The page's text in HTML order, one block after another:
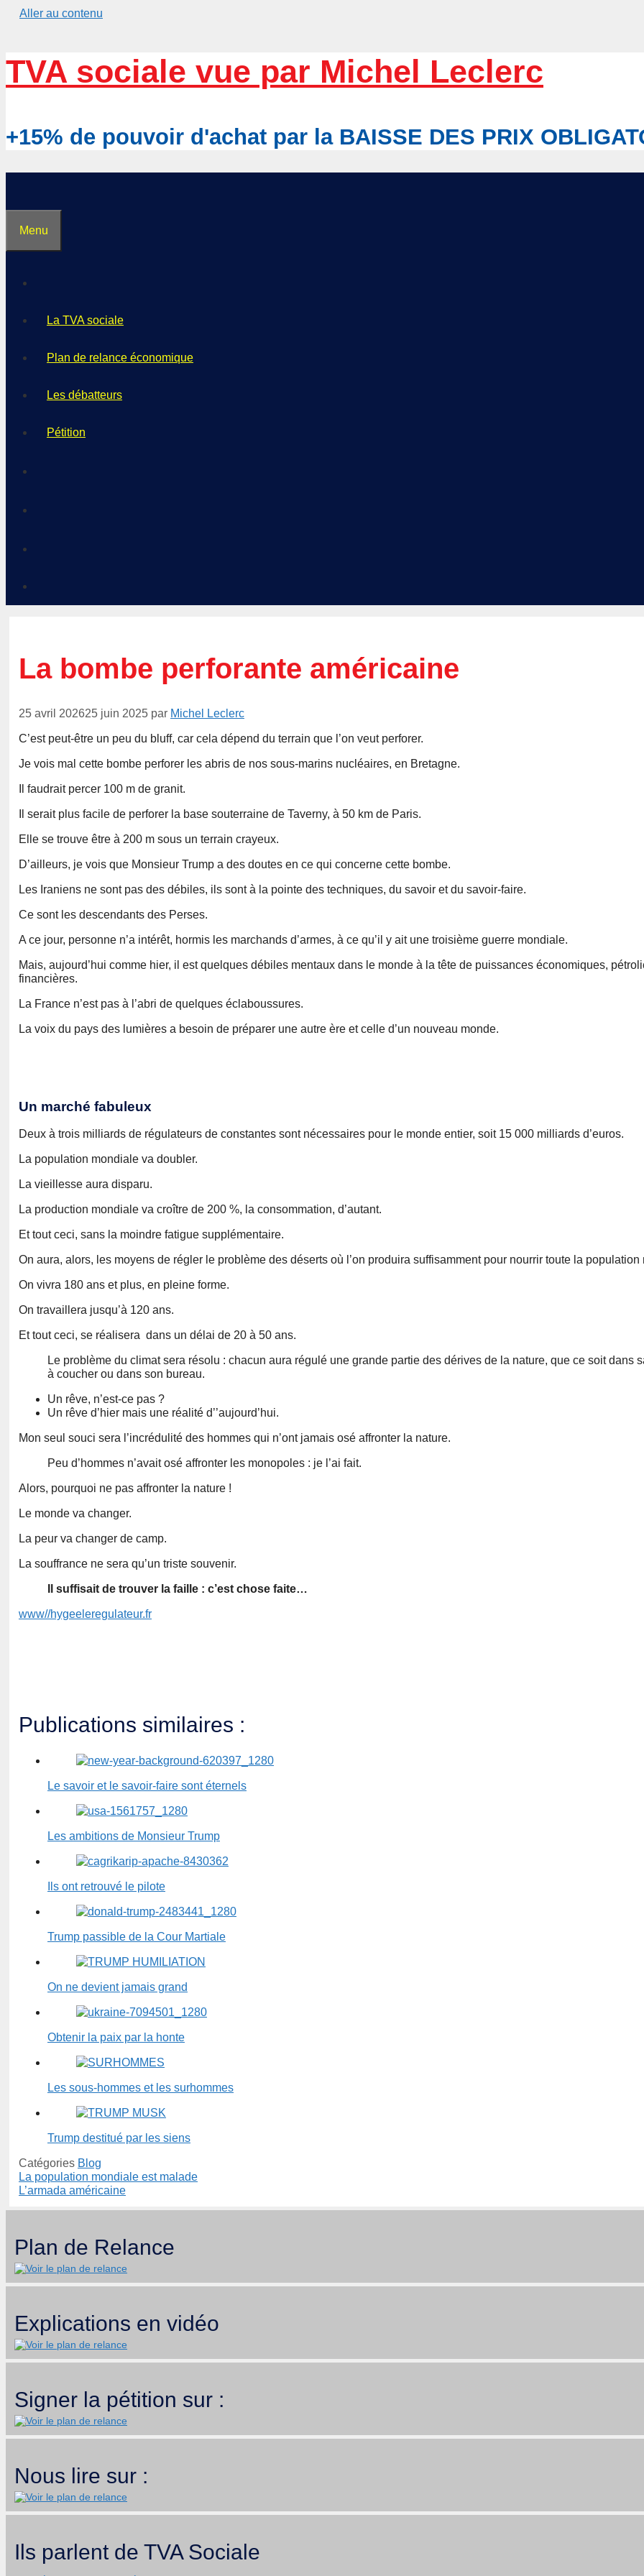
Aller au contenu
TVA sociale vue par Michel Leclerc
+15% de pouvoir d'achat par la BAISSE DES PRIX
Menu
La TVA sociale
Plan de relance économique
Les débatteurs
Pétition
La bombe perforante américaine
25 avril 202625 juin 2025 par Michel Leclerc
C’est peut-être un peu du bluff, car cela dépend du terrain que l’on veut perforer.
Je vois mal cette bombe perforer les abris de nos sous-marins nucléaires, en Bretagne.
Il faudrait percer 100 m de granit.
Il serait plus facile de perforer la base souterraine de Taverny, à 50 km de Paris.
Elle se trouve être à 200 m sous un terrain crayeux.
D’ailleurs, je vois que Monsieur Trump a des doutes en ce qui concerne cette bombe.
Les Iraniens ne sont pas des débiles, ils sont à la pointe des techniques, du savoir et du savoir-faire.
Ce sont les descendants des Perses.
A ce jour, personne n’a intérêt, hormis les marchands d’armes, à ce qu’il y ait une troisième guerre mondiale.
Mais, aujourd’hui comme hier, il est quelques débiles mentaux dans le monde à la tête de puissances économiques,
financières.
La France n’est pas à l’abri de quelques éclaboussures.
La voix du pays des lumières a besoin de préparer une autre ère et celle d’un nouveau monde.
Un marché fabuleux
Deux à trois milliards de régulateurs de constantes sont nécessaires pour le monde entier, soit 15 000 milliards d’euros.
La population mondiale va doubler.
La vieillesse aura disparu.
La production mondiale va croître de 200 %, la consommation, d’autant.
Et tout ceci, sans la moindre fatigue supplémentaire.
On aura, alors, les moyens de régler le problème des déserts où l’on produira suffisamment pour nourrir toute la population
On vivra 180 ans et plus, en pleine forme.
On travaillera jusqu’à 120 ans.
Et tout ceci, se réalisera dans un délai de 20 à 50 ans.
Le problème du climat sera résolu : chacun aura régulé une grande partie des dérives de la nature, que ce soit dans
à coucher ou dans son bureau.
Un rêve, n’est-ce pas ?
Un rêve d’hier mais une réalité d’’aujourd’hui.
Mon seul souci sera l’incrédulité des hommes qui n’ont jamais osé affronter la nature.
Peu d’hommes n’avait osé affronter les monopoles : je l’ai fait.
Alors, pourquoi ne pas affronter la nature !
Le monde va changer.
La peur va changer de camp.
La souffrance ne sera qu’un triste souvenir.
Il suffisait de trouver la faille : c’est chose faite…
www//hygeeleregulateur.fr
Publications similaires :
Le savoir et le savoir-faire sont éternels
Les ambitions de Monsieur Trump
Ils ont retrouvé le pilote
Trump passible de la Cour Martiale
On ne devient jamais grand
Obtenir la paix par la honte
Les sous-hommes et les surhommes
Trump destitué par les siens
Catégories Blog
La population mondiale est malade
L’armada américaine
Plan de Relance
Explications en vidéo
Signer la pétition sur :
Nous lire sur :
Ils parlent de TVA Sociale